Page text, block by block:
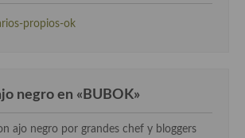
negro en «BUBOK»
ajo negro por grandes chef y bloggers